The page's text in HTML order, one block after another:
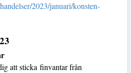
2023/januari/konsten-
att sticka finvantar från